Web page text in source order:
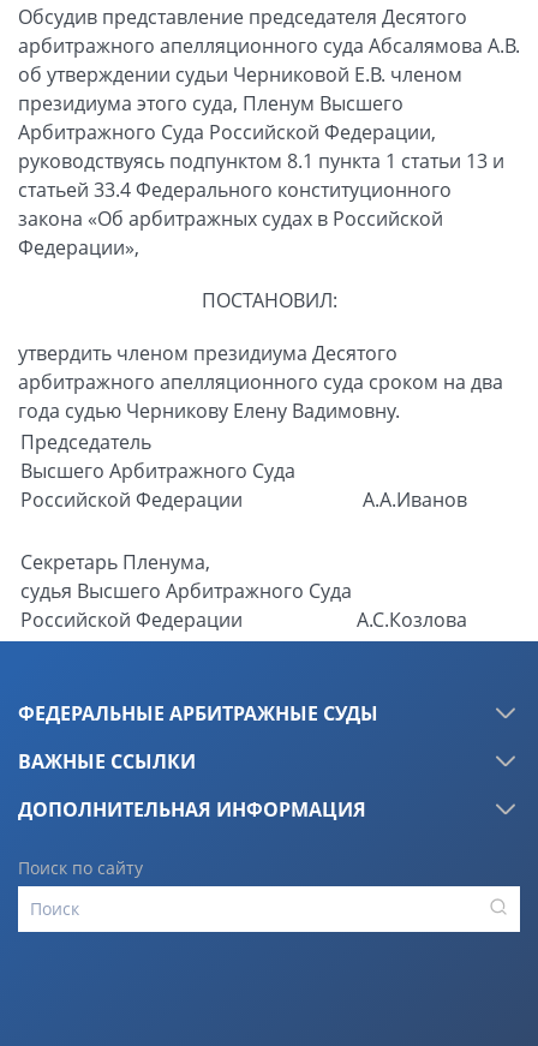
Обсудив представление председателя Десятого
арбитражного апелляционного суда Абсалямова А.В.
об утверждении судьи Черниковой Е.В. членом
президиума этого суда, Пленум Высшего
Арбитражного Суда Российской Федерации,
руководствуясь подпунктом 8.1 пункта 1 статьи 13 и
статьей 33.4 Федерального конституционного
закона «Об арбитражных судах в Российской
Федерации»,
ПОСТАНОВИЛ:
утвердить членом президиума Десятого
арбитражного апелляционного суда сроком на два
года судью Черникову Елену Вадимовну.
Председатель
Высшего Арбитражного Суда
Российской Федерации
А.А.Иванов
Секретарь Пленума,
судья Высшего Арбитражного Суда
Российской Федерации
А.С.Козлова
ФЕДЕРАЛЬНЫЕ АРБИТРАЖНЫЕ СУДЫ
ВАЖНЫЕ ССЫЛКИ
ДОПОЛНИТЕЛЬНАЯ ИНФОРМАЦИЯ
Поиск по сайту